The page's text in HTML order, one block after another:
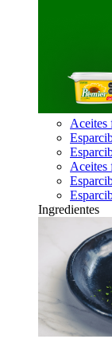
Aceites
Aceites
Ingredientes